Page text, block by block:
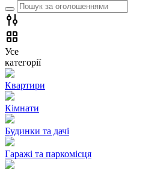
Усе
категорії
Квартири
Кімнати
Будинки та дачі
Гаражі та паркомісця